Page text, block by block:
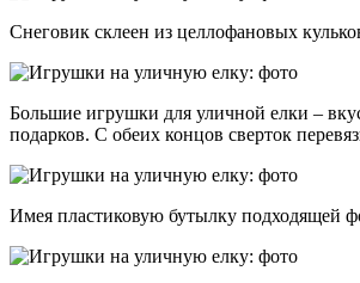
Снеговик склеен из целлофановых
Большие игрушки для уличной елки –
подарков. С обеих концов сверток
Имея пластиковую бутылку подходящей